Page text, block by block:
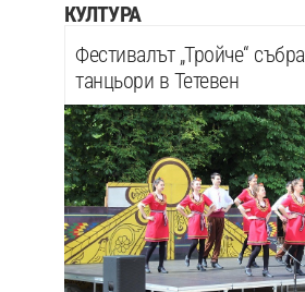
КУЛТУРА
Фестивалът „Тройче“
танцьори в Тетевен